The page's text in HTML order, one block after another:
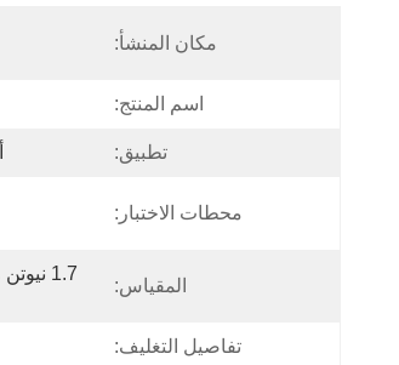
مكان المنشأ:
اسم المنتج:
تطبيق:
محطات الاختبار:
المقياس:
تفاصيل التغليف: